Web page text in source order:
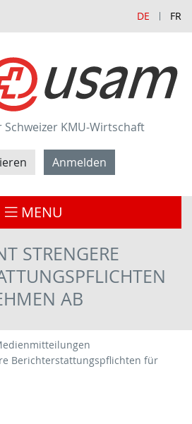
DE FR
KMU-Wirtschaft
Anmelden
MENU
STRENGERE
AB
Berichterstattungspflichten für